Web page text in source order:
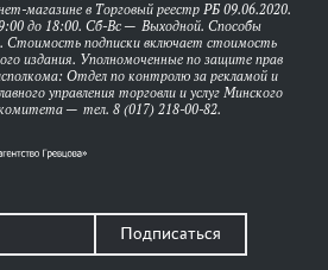
магазине в Торговый реестр РБ 09.06.2020.
до 18:00. Сб-Вс — Выходной. Способы
Стоимость подписки включает стоимость
издания. Уполномоченные по защите прав
Отдел по контролю за рекламой и
управления торговли и услуг Минского
комитета — тел. 8 (017) 218-00-82.
Подписаться